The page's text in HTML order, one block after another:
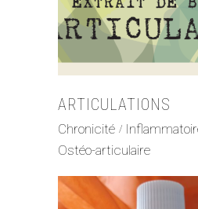
ARTICULATIONS
Chronicité
Ostéo-articulaire